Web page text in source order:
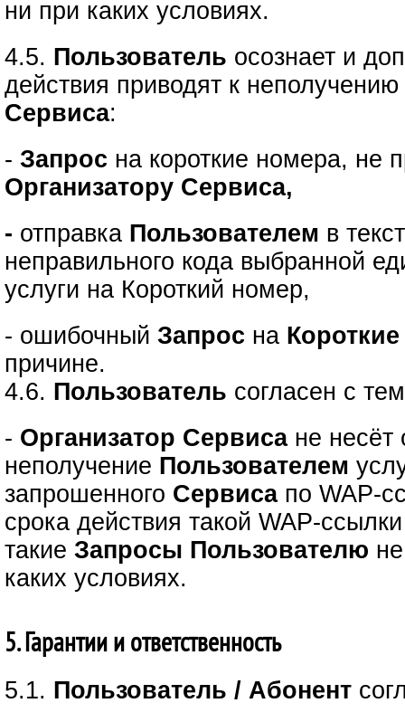
ни при каких условиях.
4.5. Пользователь осознает и
действия приводят к
Сервиса:
-Запрос на короткие номера, не
Организатору Сервиса,
- отправка Пользователем в
неправильного кода выбранной
услуги на Короткий номер,
- ошибочныйЗапрос на
причине.
4.6. Пользователь согласен с
- Организатор Сервиса не несёт
неполучение Пользователем
запрошенного Сервисапо WAP-
срока действия такой WAP-
такиеЗапросы Пользователю
каких условиях.
5. Гарантии и ответственность
5.1. Пользователь / Абонент